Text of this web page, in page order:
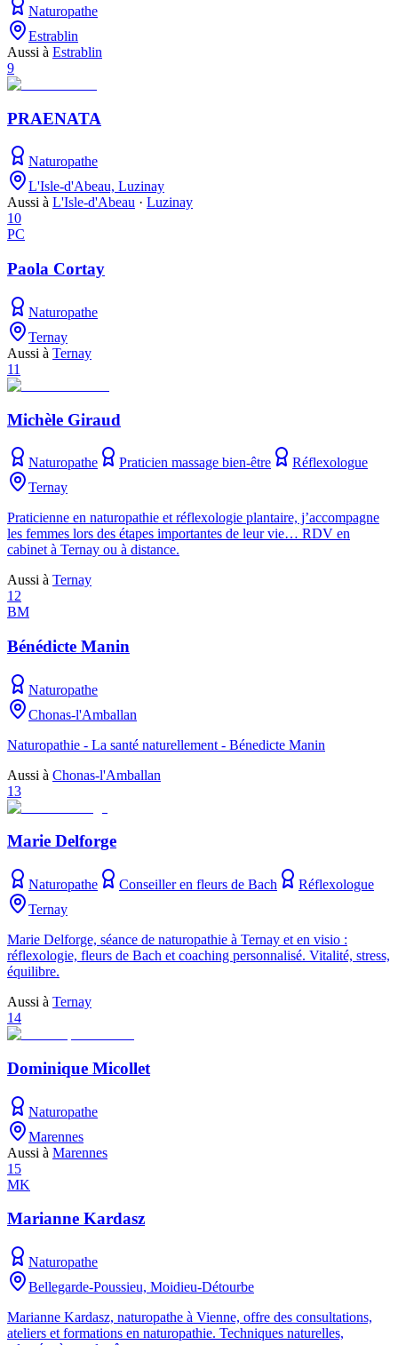
Naturopathe
Estrablin
Aussi à Estrablin
9
PRAENATA
Naturopathe
L'Isle-d'Abeau, Luzinay
Aussi à L'Isle-d'Abeau · Luzinay
10
PC
Paola Cortay
Naturopathe
Ternay
Aussi à Ternay
11
Michèle Giraud
Naturopathe Praticien massage bien-être
Réflexologue
Ternay
Praticienne en naturopathie et réflexologie plantaire, j’accompagne
les femmes lors des étapes importantes de leur vie… RDV en
cabinet à Ternay ou à distance.
Aussi à Ternay
12
BM
Bénédicte Manin
Naturopathe
Chonas-l'Amballan
Naturopathie - La santé naturellement - Bénedicte Manin
Aussi à Chonas-l'Amballan
13
Marie Delforge
Naturopathe Conseiller en fleurs de Bach
Réflexologue
Ternay
Marie Delforge, séance de naturopathie à Ternay et en visio :
réflexologie, fleurs de Bach et coaching personnalisé. Vitalité, stress,
équilibre.
Aussi à Ternay
14
Dominique Micollet
Naturopathe
Marennes
Aussi à Marennes
15
MK
Marianne Kardasz
Naturopathe
Bellegarde-Poussieu, Moidieu-Détourbe
Marianne Kardasz, naturopathe à Vienne, offre des consultations,
ateliers et formations en naturopathie. Techniques naturelles,